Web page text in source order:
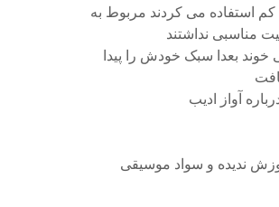
کم استفاده می کردند مربوط به
مناسبی نداشتند
بعدا سبک خودش را پیدا
آواز ادیب
آموزش ندیده و سواد موسیقی